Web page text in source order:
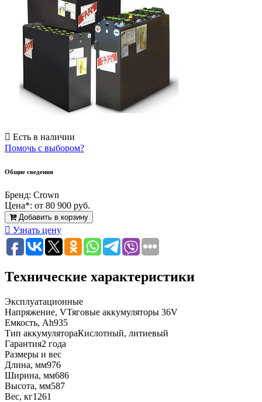
Есть в наличии
Помочь с выбором?
Общие сведения
Бренд: Crown
Цена*: от 80 900 руб.
Добавить в корзину
Узнать цену
Технические характеристики
Эксплуатационные
Напряжение, VТяговые аккумуляторы 36V
Емкость, Ah935
Тип аккумулятораКислотный, литиевый
Гарантия2 года
Размеры и вес
Длина, мм976
Ширина, мм686
Высота, мм587
Вес, кг1261